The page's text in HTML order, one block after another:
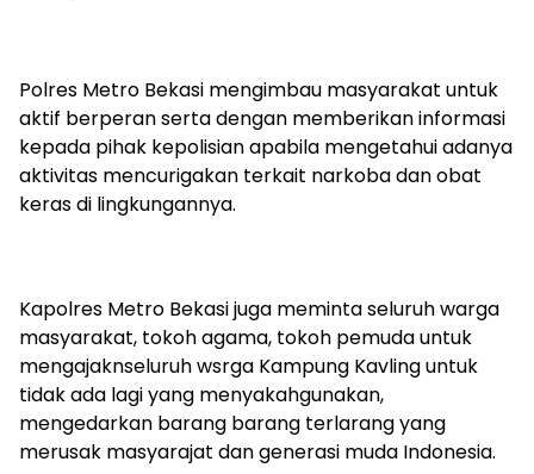
Polres Metro Bekasi mengimbau masyarakat untuk
aktif berperan serta dengan memberikan informasi
kepada pihak kepolisian apabila mengetahui adanya
aktivitas mencurigakan terkait narkoba dan obat
keras di lingkungannya.
Kapolres Metro Bekasi juga meminta seluruh warga
masyarakat, tokoh agama, tokoh pemuda untuk
mengajaknseluruh wsrga Kampung Kavling untuk
tidak ada lagi yang menyakahgunakan,
mengedarkan barang barang terlarang yang
merusak masyarajat dan generasi muda Indonesia.